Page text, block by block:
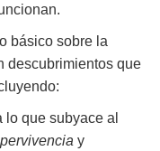
básico sobre la
descubrimientos que
lo que subyace al
y